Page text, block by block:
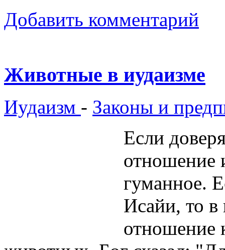
Добавить комментарий
Животные в иудаизме
Иудаизм - Законы и
Если
отношение
гуманное.
Исайи, то в
отношение